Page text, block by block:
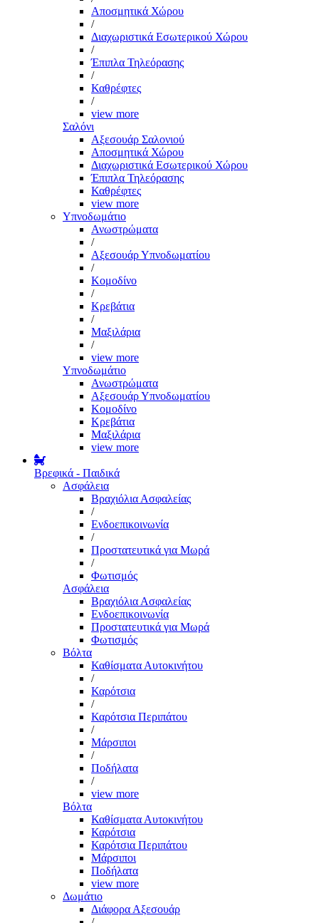
Αποσμητικά Χώρου
/
Διαχωριστικά Εσωτερικού Χώρου
/
Έπιπλα Τηλεόρασης
/
Καθρέφτες
/
view more
Σαλόνι
Αξεσουάρ Σαλονιού
Αποσμητικά Χώρου
Διαχωριστικά Εσωτερικού Χώρου
Έπιπλα Τηλεόρασης
Καθρέφτες
view more
Υπνοδωμάτιο
Ανωστρώματα
/
Αξεσουάρ Υπνοδωματίου
/
Κομοδίνο
/
Κρεβάτια
/
Μαξιλάρια
/
view more
Υπνοδωμάτιο
Ανωστρώματα
Αξεσουάρ Υπνοδωματίου
Κομοδίνο
Κρεβάτια
Μαξιλάρια
view more
Βρεφικά - Παιδικά
Ασφάλεια
Βραχιόλια Ασφαλείας
/
Ενδοεπικοινωνία
/
Προστατευτικά για Μωρά
/
Φωτισμός
Ασφάλεια
Βραχιόλια Ασφαλείας
Ενδοεπικοινωνία
Προστατευτικά για Μωρά
Φωτισμός
Βόλτα
Καθίσματα Αυτοκινήτου
/
Καρότσια
/
Καρότσια Περιπάτου
/
Μάρσιποι
/
Ποδήλατα
/
view more
Βόλτα
Καθίσματα Αυτοκινήτου
Καρότσια
Καρότσια Περιπάτου
Μάρσιποι
Ποδήλατα
view more
Δωμάτιο
Διάφορα Αξεσουάρ